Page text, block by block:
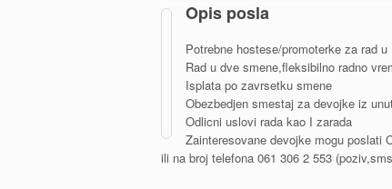
Opis posla
Potrebne hostese/promoterke za rad u
Rad u dve smene,fleksibilno radno
Isplata po zavrsetku smene
Obezbedjen smestaj za devojke iz
Odlicni uslovi rada kao I zarada
Zainteresovane devojke mogu poslati
ili na broj telefona 061 306 2 553